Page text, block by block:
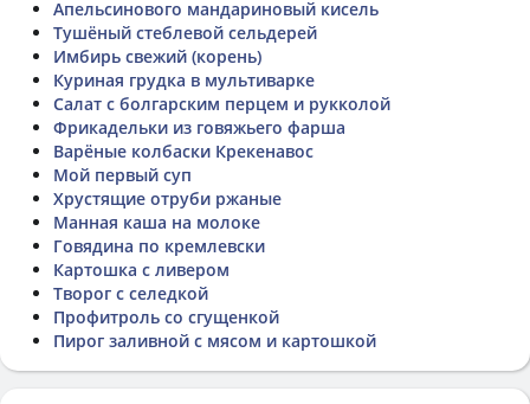
Апельсинового мандариновый кисель
Тушёный стеблевой сельдерей
Имбирь свежий (корень)
Куриная грудка в мультиварке
Салат с болгарским перцем и рукколой
Фрикадельки из говяжьего фарша
Варёные колбаски Крекенавос
Мой первый суп
Хрустящие отруби ржаные
Манная каша на молоке
Говядина по кремлевски
Картошка с ливером
Творог с селедкой
Профитроль со сгущенкой
Пирог заливной с мясом и картошкой